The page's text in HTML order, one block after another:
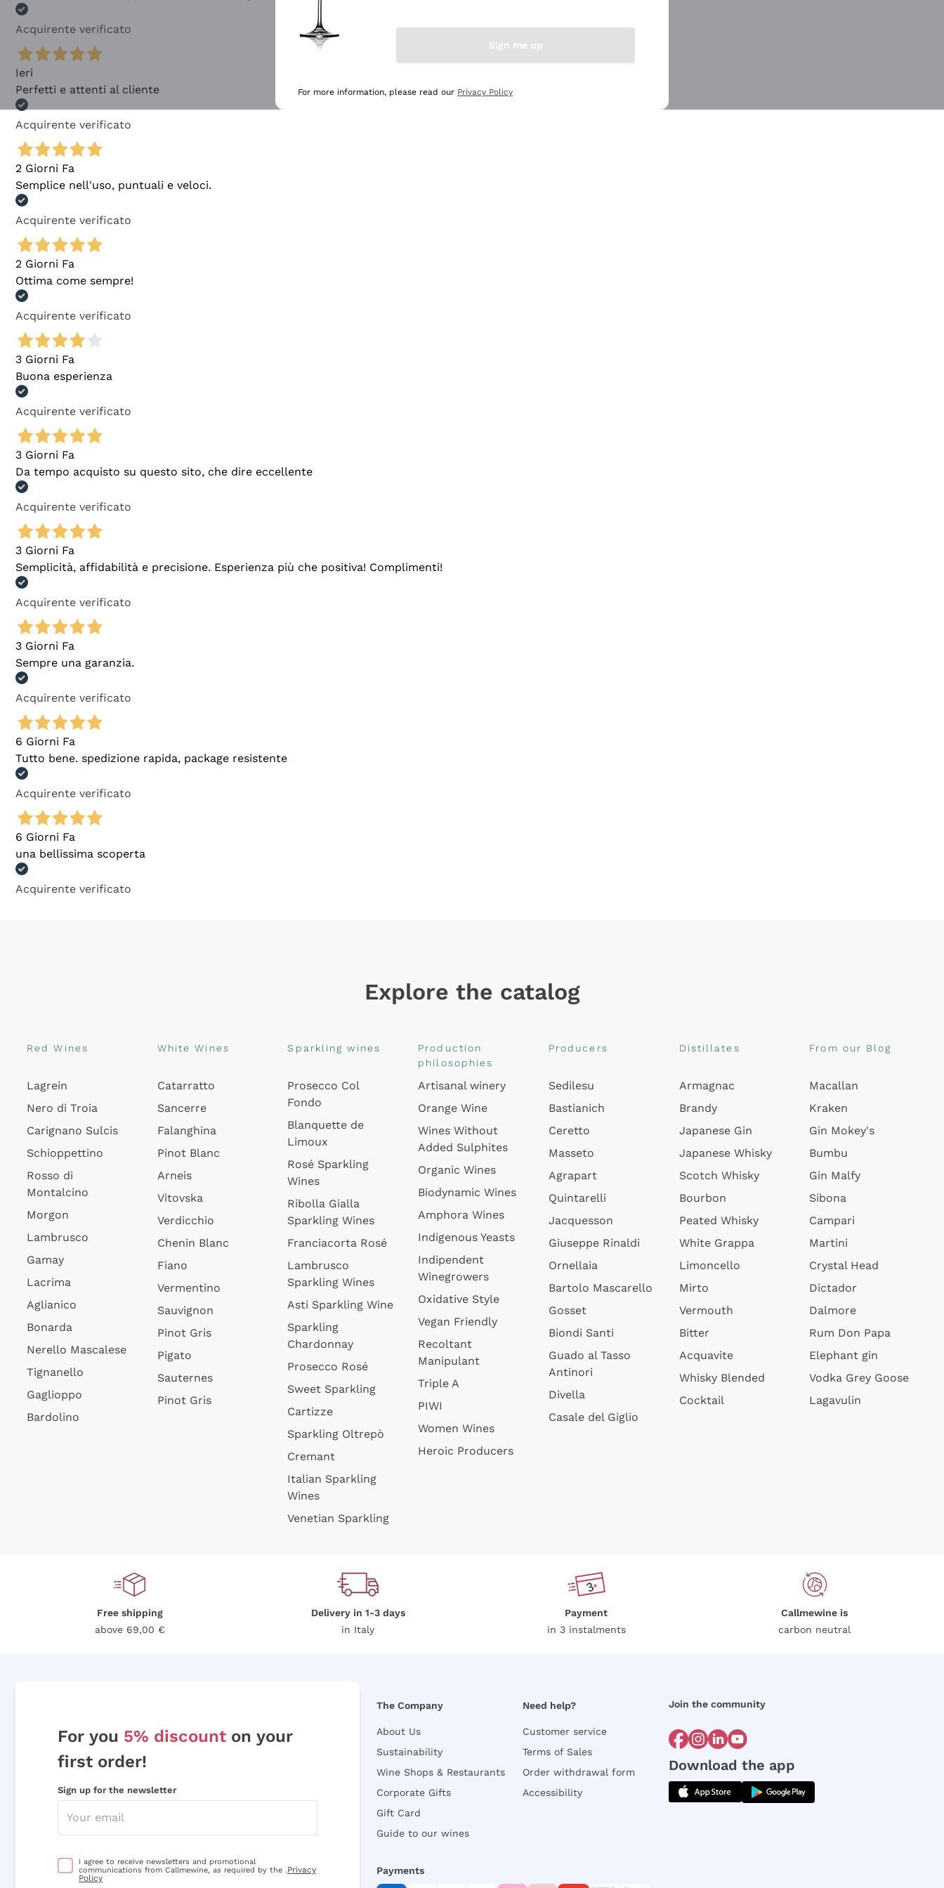
Acquirente verificato
Ieri
Perfetti e attenti al cliente
Acquirente verificato
2 Giorni Fa
Semplice nell'uso, puntuali e veloci.
Acquirente verificato
2 Giorni Fa
Ottima come sempre!
Acquirente verificato
3 Giorni Fa
Buona esperienza
Acquirente verificato
3 Giorni Fa
Da tempo acquisto su questo sito, che dire eccellente
Acquirente verificato
3 Giorni Fa
Semplicità, affidabilità e precisione. Esperienza più che positiva! Complimenti!
Acquirente verificato
3 Giorni Fa
Sempre una garanzia.
Acquirente verificato
6 Giorni Fa
Tutto bene. spedizione rapida, package resistente
Acquirente verificato
6 Giorni Fa
una bellissima scoperta
Acquirente verificato
Explore the catalog
Red Wines
Lagrein
Nero di Troia
Carignano Sulcis
Schioppettino
Rosso di
Montalcino
Morgon
Lambrusco
Gamay
Lacrima
Aglianico
Bonarda
Nerello Mascalese
Tignanello
Gaglioppo
Bardolino
White Wines
Catarratto
Sancerre
Falanghina
Pinot Blanc
Arneis
Vitovska
Verdicchio
Chenin Blanc
Fiano
Vermentino
Sauvignon
Pinot Gris
Pigato
Sauternes
Pinot Gris
Sparkling wines
Prosecco Col
Fondo
Blanquette de
Limoux
Rosé Sparkling
Wines
Ribolla Gialla
Sparkling Wines
Franciacorta Rosé
Lambrusco
Sparkling Wines
Asti Sparkling Wine
Sparkling
Chardonnay
Prosecco Rosé
Sweet Sparkling
Cartizze
Sparkling Oltrepò
Cremant
Italian Sparkling
Wines
Venetian Sparkling
Production
philosophies
Artisanal winery
Orange Wine
Wines Without
Added Sulphites
Organic Wines
Biodynamic Wines
Amphora Wines
Indigenous Yeasts
Indipendent
Winegrowers
Oxidative Style
Vegan Friendly
Recoltant
Manipulant
Triple A
PIWI
Women Wines
Heroic Producers
Producers
Sedilesu
Bastianich
Ceretto
Masseto
Agrapart
Quintarelli
Jacquesson
Giuseppe Rinaldi
Ornellaia
Bartolo Mascarello
Gosset
Biondi Santi
Guado al Tasso
Antinori
Divella
Casale del Giglio
Distillates
Armagnac
Brandy
Japanese Gin
Japanese Whisky
Scotch Whisky
Bourbon
Peated Whisky
White Grappa
Limoncello
Mirto
Vermouth
Bitter
Acquavite
Whisky Blended
Cocktail
From our Blog
Macallan
Kraken
Gin Mokey's
Bumbu
Gin Malfy
Sibona
Campari
Martini
Crystal Head
Dictador
Dalmore
Rum Don Papa
Elephant gin
Vodka Grey Goose
Lagavulin
Free shipping
above 69,00 €
Delivery in 1-3 days
in Italy
Payment
in 3 instalments
Callmewine is
carbon neutral
For you 5% discount on your
first order!
Sign up for the newsletter
I agree to receive newsletters and promotional
communications from Callmewine, as required by the .Privacy
Policy
The Company
About Us
Sustainability
Wine Shops & Restaurants
Corporate Gifts
Gift Card
Guide to our wines
Need help?
Customer service
Terms of Sales
Order withdrawal form
Accessibility
Join the community
Download the app
Payments
Sign me up
For more information, please read our Privacy Policy